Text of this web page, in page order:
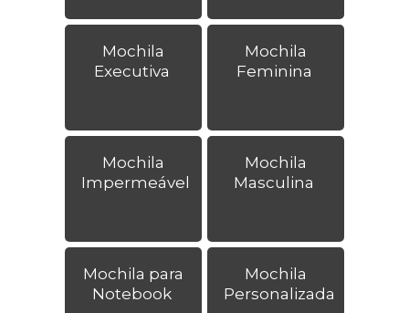
Mochila
Executiva
Mochila
Feminina
Mochila
Impermeável
Mochila
Masculina
Mochila para
Notebook
Mochila
Personalizada